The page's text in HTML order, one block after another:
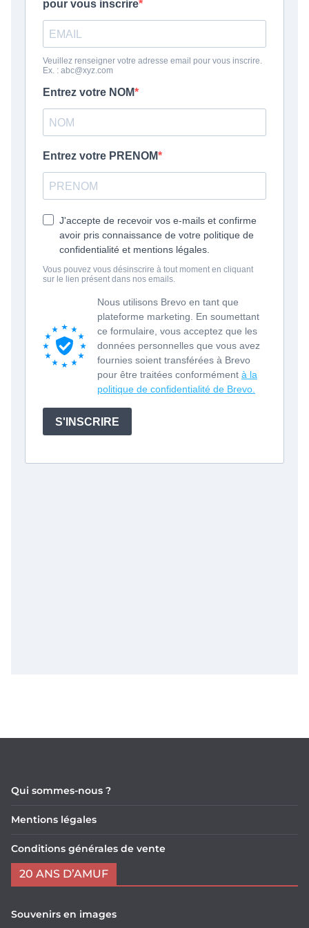
Qui sommes-nous ?
Mentions légales
Conditions générales de vente
20 ANS D’AMUF
Souvenirs en images